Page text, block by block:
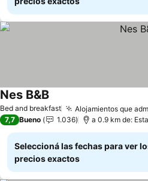
Bed and breakfast
Nes B&B
7,7 Bueno 1.036 a 0.9 km de:
Seleccioná las fechas para ver
precios exactos